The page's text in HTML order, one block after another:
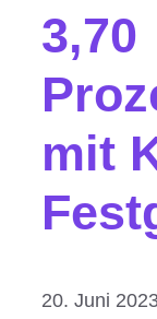
3,70
mit
20. Juni